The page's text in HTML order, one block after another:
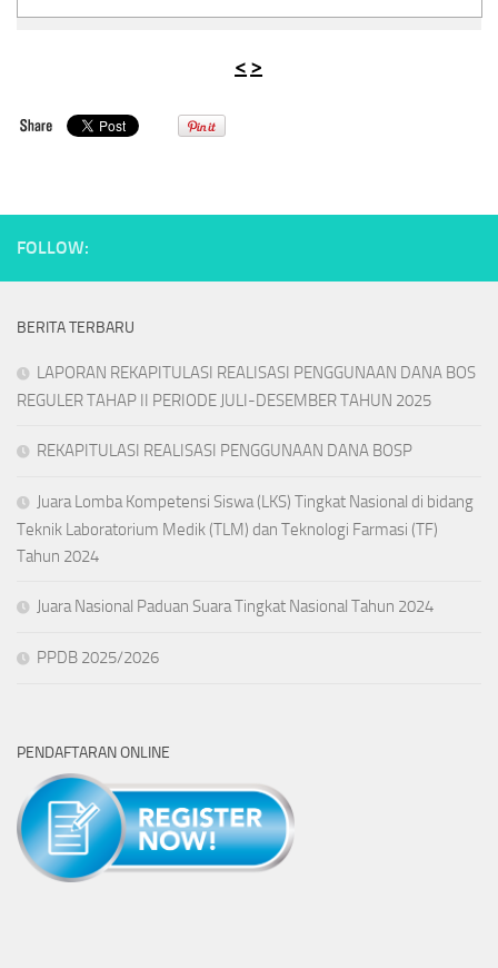
< >
FOLLOW:
BERITA TERBARU
LAPORAN REKAPITULASI REALISASI PENGGUNAAN DANA BOS
REGULER TAHAP II PERIODE JULI-DESEMBER TAHUN 2025
REKAPITULASI REALISASI PENGGUNAAN DANA BOSP
Juara Lomba Kompetensi Siswa (LKS) Tingkat Nasional di bidang
Teknik Laboratorium Medik (TLM) dan Teknologi Farmasi (TF)
Tahun 2024
Juara Nasional Paduan Suara Tingkat Nasional Tahun 2024
PPDB 2025/2026
PENDAFTARAN ONLINE